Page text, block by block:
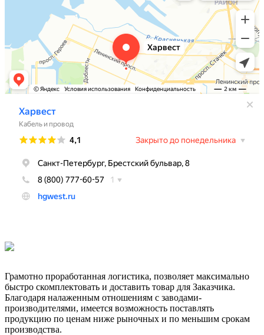
Грамотно проработанная логистика, позволяет максимально
быстро скомплектовать и доставить товар для Заказчика.
Благодаря налаженным отношениям с заводами-
производителями, имеется возможность поставлять
продукцию по ценам ниже рыночных и по меньшим срокам
производства.